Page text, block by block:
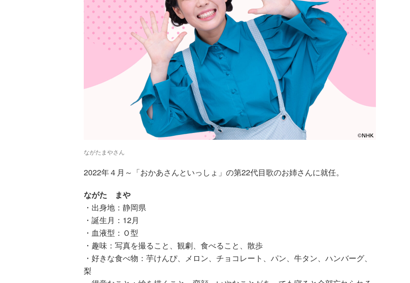
ながたまやさん
2022年４月～「おかあさんといっしょ」の第22代目歌のお姉さんに就任。
ながた まや
・出身地：静岡県
・誕生月：12月
・血液型：Ｏ型
・趣味：写真を撮ること、観劇、食べること、散歩
・好きな食べ物：芋けんぴ、メロン、チョコレート、パン、牛タン、ハンバーグ、
梨
横山だいすけ
「僕は『歌が好
きな子』だった
けど『歌がうま
元体操のお兄さ
ん小林よしひさ
「小３で観たあ
の人の映画が人
TBSアナ井上貴
博「アナウンサ
分はこれが得意
だ』という“思
い込み”は重
「料理家になる